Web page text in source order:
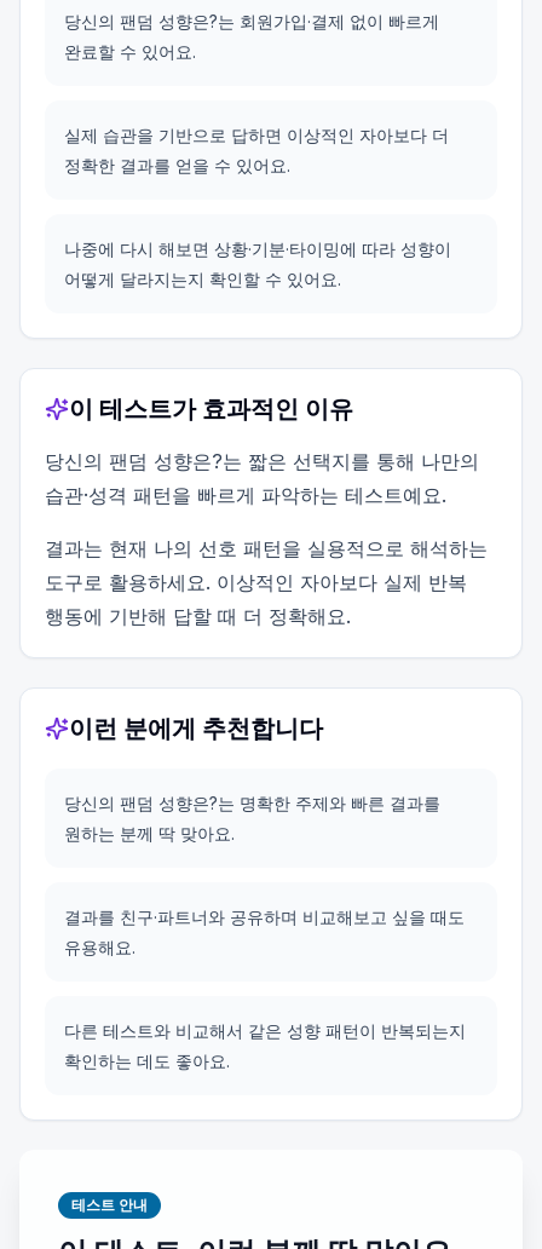
당신의 팬덤 성향은?는 회원가입·결제 없이 빠르게
완료할 수 있어요.
실제 습관을 기반으로 답하면 이상적인 자아보다 더
정확한 결과를 얻을 수 있어요.
나중에 다시 해보면 상황·기분·타이밍에 따라 성향이
어떻게 달라지는지 확인할 수 있어요.
이 테스트가 효과적인 이유
당신의 팬덤 성향은?는 짧은 선택지를 통해 나만의
습관·성격 패턴을 빠르게 파악하는 테스트예요.
결과는 현재 나의 선호 패턴을 실용적으로 해석하는
도구로 활용하세요. 이상적인 자아보다 실제 반복
행동에 기반해 답할 때 더 정확해요.
이런 분에게 추천합니다
당신의 팬덤 성향은?는 명확한 주제와 빠른 결과를
원하는 분께 딱 맞아요.
결과를 친구·파트너와 공유하며 비교해보고 싶을 때도
유용해요.
다른 테스트와 비교해서 같은 성향 패턴이 반복되는지
확인하는 데도 좋아요.
테스트 안내